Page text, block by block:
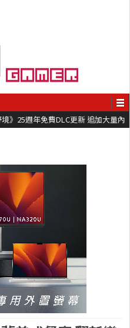
》25週年免費DLC更新 追加大量內